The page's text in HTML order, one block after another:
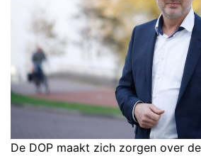
De DOP maakt zich zorgen over